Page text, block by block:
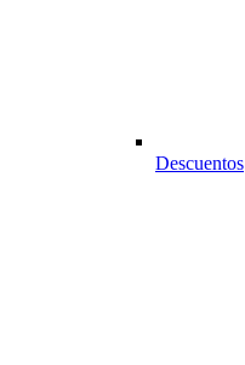
Descuentos